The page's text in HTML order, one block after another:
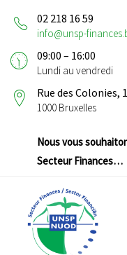
02 218 16 59
info@unsp-
09:00 – 16:00
Lundi au vendredi
Rue des Colonies,
1000 Bruxelles
Nous vous
Secteur Finances…